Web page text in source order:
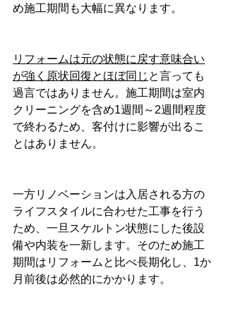
め施工期間も大幅に異なります。
リフォームは元の状態に戻す意味合い
が強く原状回復とほぼ同じ と言っても
過言ではありません。施工期間は室内
クリーニングを含め1週間～2週間程度
で終わるため、客付けに影響が出るこ
とはありません。
一方リノベーションは入居される方の
ライフスタイルに合わせた工事を行う
ため、一旦スケルトン状態にした後設
備や内装を一新します。そのため施工
期間はリフォームと比べ長期化し、1か
月前後は必然的にかかります。